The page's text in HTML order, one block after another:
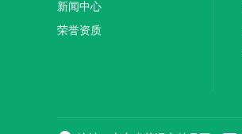
新闻中心
荣誉资质